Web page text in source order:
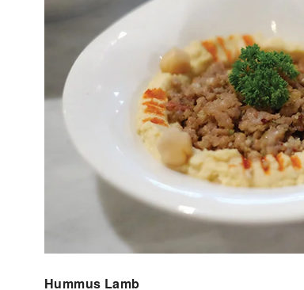
Hummus Lamb